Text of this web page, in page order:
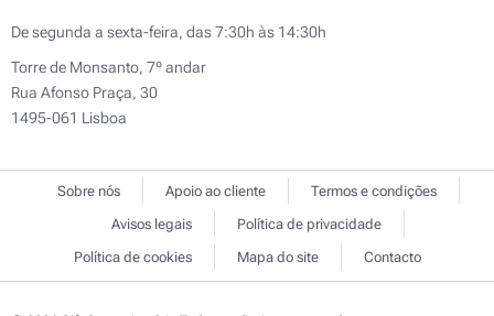
De segunda a sexta-feira, das 7:30h às 14:30h
Torre de Monsanto, 7º andar
Rua Afonso Praça, 30
1495-061 Lisboa
Sobre nós Apoio ao cliente
Termos e condições
Avisos legais
Política de privacidade
Política de cookies
Mapa do site Contacto